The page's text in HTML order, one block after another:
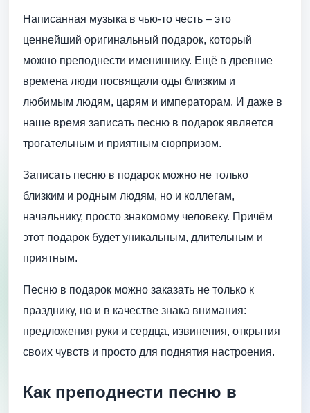
Написанная музыка в чью-то честь – это
ценнейший оригинальный подарок, который
можно преподнести имениннику. Ещё в древние
времена люди посвящали оды близким и
любимым людям, царям и императорам. И даже в
наше время записать песню в подарок является
трогательным и приятным сюрпризом.
Записать песню в подарок можно не только
близким и родным людям, но и коллегам,
начальнику, просто знакомому человеку. Причём
этот подарок будет уникальным, длительным и
приятным.
Песню в подарок можно заказать не только к
празднику, но и в качестве знака внимания:
предложения руки и сердца, извинения, открытия
своих чувств и просто для поднятия настроения.
Как преподнести песню в